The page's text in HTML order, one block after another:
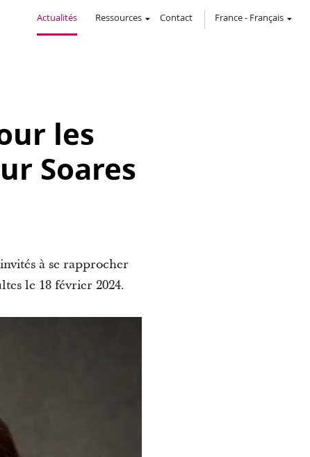
Actualités Ressources Contact France- Français
les
Soares
à se rapprocher
le 18 février 2024.